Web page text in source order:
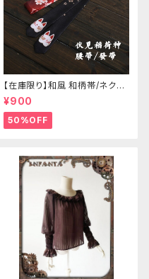
【在庫限り】和風 和柄帯/ネクタ
イ/リボン（狐面/金魚
¥900
50%OFF